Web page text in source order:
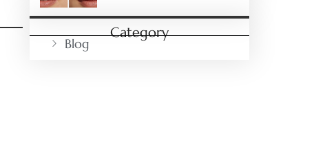
Category
Blog